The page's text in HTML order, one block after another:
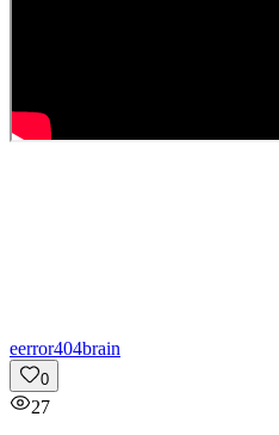
eerror404brain
0
27